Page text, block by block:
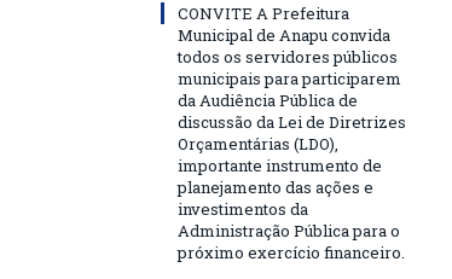
CONVITE A Prefeitura
Municipal de Anapu convida
todos os servidores públicos
municipais para participarem
da Audiência Pública de
discussão da Lei de Diretrizes
Orçamentárias (LDO),
importante instrumento de
planejamento das ações e
investimentos da
Administração Pública para o
próximo exercício financeiro.